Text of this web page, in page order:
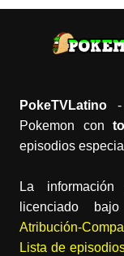
PokeTVLatino
Pokemon con
episodios
La
licenciado
Atribución-
Lista de